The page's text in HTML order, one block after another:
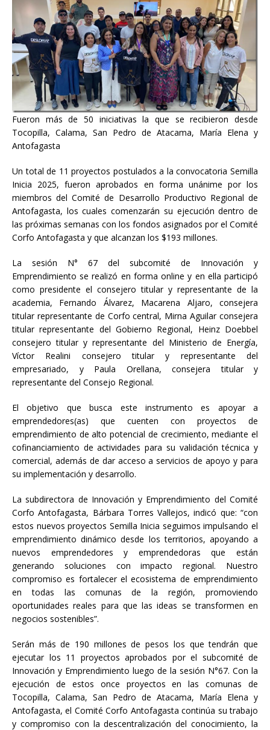
Fueron más de 50 iniciativas la que se recibieron desde
Tocopilla, Calama, San Pedro de Atacama, María Elena y
Antofagasta
Un total de 11 proyectos postulados a la convocatoria Semilla
Inicia 2025, fueron aprobados en forma unánime por los
miembros del Comité de Desarrollo Productivo Regional de
Antofagasta, los cuales comenzarán su ejecución dentro de
las próximas semanas con los fondos asignados por el Comité
Corfo Antofagasta y que alcanzan los $193 millones.
La sesión N° 67 del subcomité de Innovación y
Emprendimiento se realizó en forma online y en ella participó
como presidente el consejero titular y representante de la
academia, Fernando Álvarez, Macarena Aljaro, consejera
titular representante de Corfo central, Mirna Aguilar consejera
titular representante del Gobierno Regional, Heinz Doebbel
consejero titular y representante del Ministerio de Energía,
Víctor Realini consejero titular y representante del
empresariado, y Paula Orellana, consejera titular y
representante del Consejo Regional.
El objetivo que busca este instrumento es apoyar a
emprendedores(as) que cuenten con proyectos de
emprendimiento de alto potencial de crecimiento, mediante el
cofinanciamiento de actividades para su validación técnica y
comercial, además de dar acceso a servicios de apoyo y para
su implementación y desarrollo.
La subdirectora de Innovación y Emprendimiento del Comité
Corfo Antofagasta, Bárbara Torres Vallejos, indicó que: “con
estos nuevos proyectos Semilla Inicia seguimos impulsando el
emprendimiento dinámico desde los territorios, apoyando a
nuevos emprendedores y emprendedoras que están
generando soluciones con impacto regional. Nuestro
compromiso es fortalecer el ecosistema de emprendimiento
en todas las comunas de la región, promoviendo
oportunidades reales para que las ideas se transformen en
negocios sostenibles”.
Serán más de 190 millones de pesos los que tendrán que
ejecutar los 11 proyectos aprobados por el subcomité de
Innovación y Emprendimiento luego de la sesión N°67. Con la
ejecución de estos once proyectos en las comunas de
Tocopilla, Calama, San Pedro de Atacama, María Elena y
Antofagasta, el Comité Corfo Antofagasta continúa su trabajo
y compromiso con la descentralización del conocimiento, la